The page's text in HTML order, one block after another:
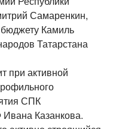
Самаренкин,
Камиль
Татарстана
при активной
СПК
Казанкова.